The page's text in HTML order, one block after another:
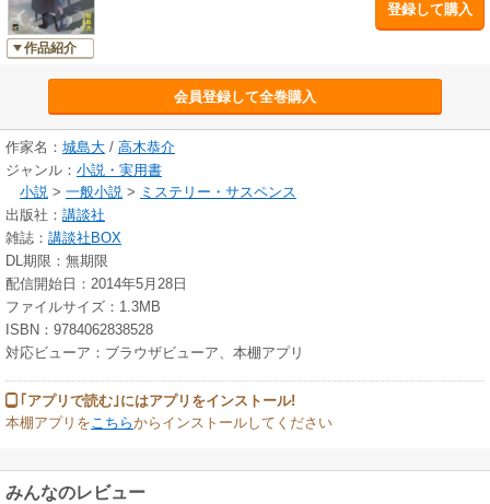
作品紹介
登録して購入
会員登録して全巻購入
作家名： 城島大 / 高木恭介
ジャンル： 小説・実用書
小説 > 一般小説 > ミステリー・サスペンス
出版社： 講談社
雑誌： 講談社BOX
DL期限：無期限
配信開始日：2014年5月28日
ファイルサイズ：1.3MB
ISBN：9784062838528
対応ビューア：ブラウザビューア、本棚アプリ
｢アプリで読む｣にはアプリをインストール!
本棚アプリをこちらからインストールしてください
みんなのレビュー